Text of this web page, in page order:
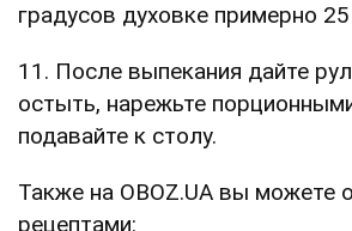
градусов духовке примерно
11. После выпекания дайте
остыть, нарежьте
подавайте к столу.
Также на OBOZ.UA вы можете
рецептами: